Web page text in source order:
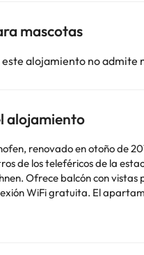
mascotas
alojamiento no admite
alojamiento
renovado en otoño de
de los teleféricos de la
Ofrece balcón con vistas
El apartamento consta
de estar con sofá, cocina
con bañera y aseo